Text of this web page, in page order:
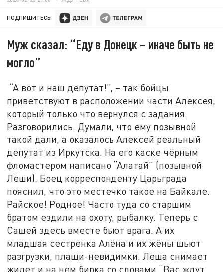
ПОДПИШИТЕСЬ:
Муж сказал: “Еду в Донецк – иначе быть не
могло”
“А вот и наш депутат!”, – так бойцы
приветствуют в расположении части Алексея,
который только что вернулся с задания.
Разговорились. Думали, что ему позывной
такой дали, а оказалось Алексей реальный
депутат из Иркутска. На его каске чёрным
фломастером написано “Алатай” (позывной
Лёши). Боец корреспонденту Царьграда
пояснил, что это местечко такое на Байкале.
Райское! Родное! Часто туда со старшим
братом ездили на охоту, рыбалку. Теперь с
Сашей здесь вместе бьют врага. А их
младшая сестрёнка Алёна и их жёны шьют
разгрузки, плащи-невидимки. Лёша снимает
жилет и на нём бирка со словами “Вас ждут